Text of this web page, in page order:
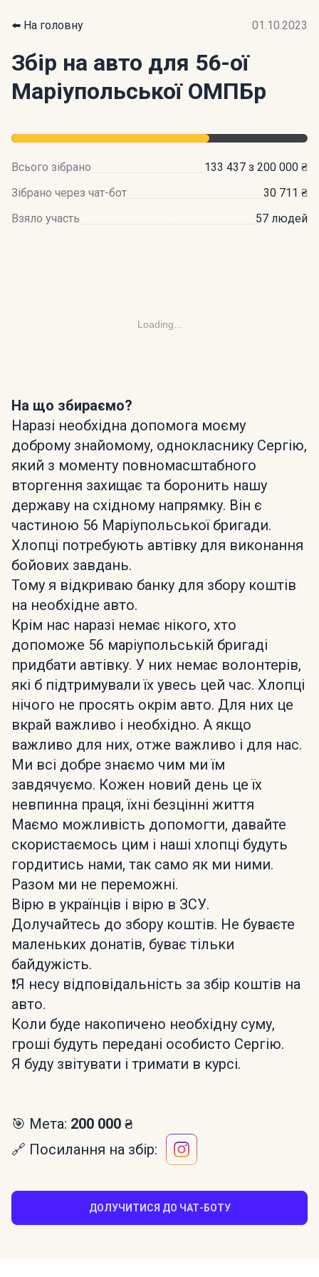
⬅️ На головну 01.10.2023
Збір на авто для 56-ої
Маріупольської ОМПБр
Всього зібрано
133 437 з 200 000 ₴
Зібрано через чат-бот
30 711 ₴
Взяло участь
57 людей
Loading...
На що збираємо?
Наразі необхідна допомога моєму
доброму знайомому, однокласнику Сергію,
який з моменту повномасштабного
вторгення захищає та боронить нашу
державу на східному напрямку. Він є
частиною 56 Маріупольської бригади.
Хлопці потребують автівку для виконання
бойових завдань.
Тому я відкриваю банку для збору коштів
на необхідне авто.
Крім нас наразі немає нікого, хто
допоможе 56 маріупольській бригаді
придбати автівку. У них немає волонтерів,
які б підтримували їх увесь цей час. Хлопці
нічого не просять окрім авто. Для них це
вкрай важливо і необхідно. А якщо
важливо для них, отже важливо і для нас.
Ми всі добре знаємо чим ми їм
завдячуємо. Кожен новий день це їх
невпинна праця, їхні безцінні життя
Маємо можливість допомогти, давайте
скористаємось цим і наші хлопці будуть
гордитись нами, так само як ми ними.
Разом ми не переможні.
Вірю в українців і вірю в ЗСУ.
Долучайтесь до збору коштів. Не буваєте
маленьких донатів, буває тільки
байдужість.
❗Я несу відповідальність за збір коштів на
авто.
Коли буде накопичено необхідну суму,
гроші будуть передані особисто Сергію.
Я буду звітувати і тримати в курсі.
🎯 Мета: 200 000 ₴
🔗 Посилання на збір:
ДОЛУЧИТИСЯ ДО ЧАТ-БОТУ